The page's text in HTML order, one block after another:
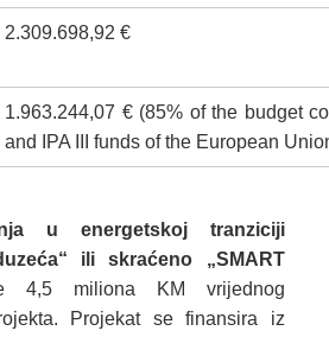
2.309.698,92 €
1.963.244,07 € (85% of the budget
and IPA III funds of the European
u energetskoj tranziciji
ili skraćeno „SMART
4,5 miliona KM vrijednog
Projekat se finansira iz